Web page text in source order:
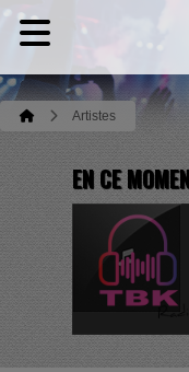
Artistes
EN CE